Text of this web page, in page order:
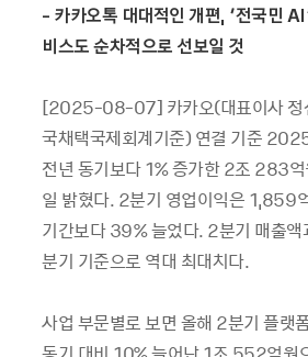
- 카카오톡 대대적인 개편, ‘전국민
비스도순차적으로 선보일 것
[2025-08-07] 카카오(대표이사 정
국채택국제회계기준) 연결 기준
전년 동기보다 1% 증가한 2조 283
일 밝혔다. 2분기 영업이익은 1,859
기간보다 39% 늘었다. 2분기 매출액
분기 기준으로 역대 최대치다.
사업 부문별로 보면 올해 2분기 플랫